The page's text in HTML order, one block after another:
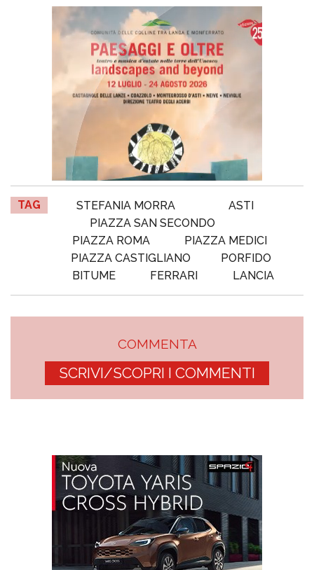
TAG STEFANIA MORRA
ASTI
PIAZZA SAN SECONDO
PIAZZA ROMA
PIAZZA MEDICI
PIAZZA CASTIGLIANO
PORFIDO
BITUME
FERRARI LANCIA
COMMENTA
SCRIVI/SCOPRI I COMMENTI